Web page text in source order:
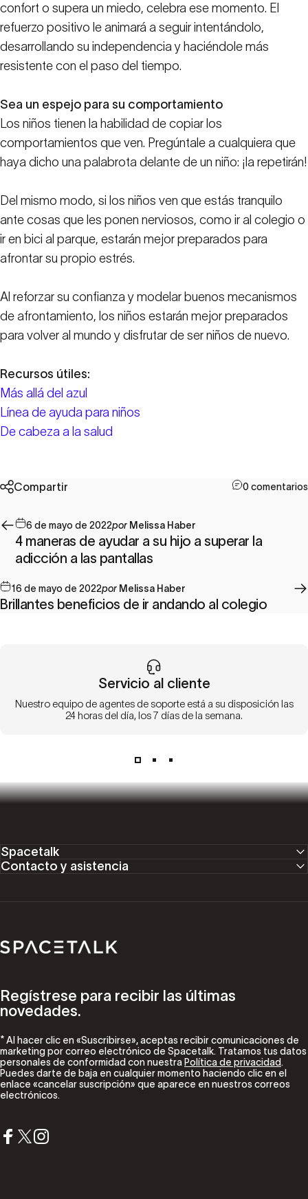
confort o supera un miedo, celebra ese momento. El
refuerzo positivo le animará a seguir intentándolo,
desarrollando su independencia y haciéndole más
resistente con el paso del tiempo.
Sea un espejo para su comportamiento
Los niños tienen la habilidad de copiar los
comportamientos que ven. Pregúntale a cualquiera que
haya dicho una palabrota delante de un niño: ¡la repetirán!
Del mismo modo, si los niños ven que estás tranquilo
ante cosas que les ponen nerviosos, como ir al colegio o
ir en bici al parque, estarán mejor preparados para
afrontar su propio estrés.
Al reforzar su confianza y modelar buenos mecanismos
de afrontamiento, los niños estarán mejor preparados
para volver al mundo y disfrutar de ser niños de nuevo.
Recursos útiles:
Más allá del azul
Línea de ayuda para niños
De cabeza a la salud
Compartir 0 comentarios
6 de mayo de 2022por Melissa Haber
4 maneras de ayudar a su hijo a superar la
adicción a las pantallas
16 de mayo de 2022por Melissa Haber
Brillantes beneficios de ir andando al colegio
Servicio al cliente
Nuestro equipo de agentes de soporte está a su disposición las
24 horas del día, los 7 días de la semana.
Spacetalk
Contacto y asistencia
Spacetalk
Regístrese para recibir las últimas
novedades.
* Al hacer clic en «Suscribirse», aceptas recibir comunicaciones de
marketing por correo electrónico de Spacetalk. Tratamos tus datos
personales de conformidad con nuestra Política de privacidad.
Puedes darte de baja en cualquier momento haciendo clic en el
enlace «cancelar suscripción» que aparece en nuestros correos
electrónicos.